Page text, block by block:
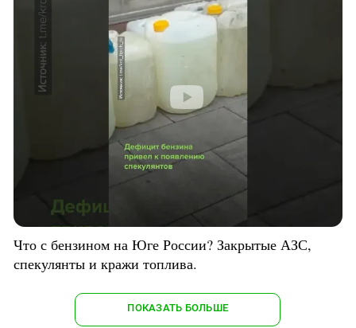
Что с бензином на Юге России? Закрытые АЗС,
спекулянты и кражи топлива.
ПОКАЗАТЬ БОЛЬШЕ